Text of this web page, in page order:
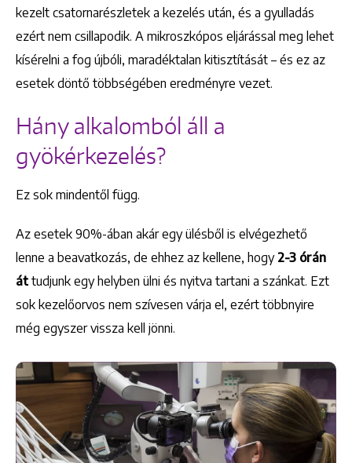
kezelt csatornarészletek a kezelés után, és a gyulladás
ezért nem csillapodik. A mikroszkópos eljárással meg lehet
kísérelni a fog újbóli, maradéktalan kitisztítását – és ez az
esetek döntő többségében eredményre vezet.
Hány alkalomból áll a
gyökérkezelés?
Ez sok mindentől függ.
Az esetek 90%-ában akár egy ülésből is elvégezhető
lenne a beavatkozás, de ehhez az kellene, hogy 2-3 órán
át tudjunk egy helyben ülni és nyitva tartani a szánkat. Ezt
sok kezelőorvos nem szívesen várja el, ezért többnyire
még egyszer vissza kell jönni.